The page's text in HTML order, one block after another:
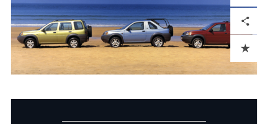
n
e
n
SPAIN (ESPAÑOL)
ITALY (ITALIANO)
ADD TO CART
Facebook
X LinkedInShare